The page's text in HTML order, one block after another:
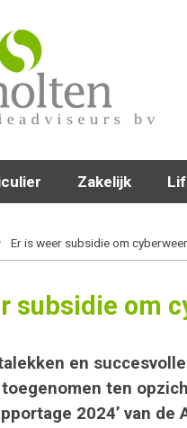
Zakelijk
Er is weer subsidie om
subsidie om
en
ten
2024’ van